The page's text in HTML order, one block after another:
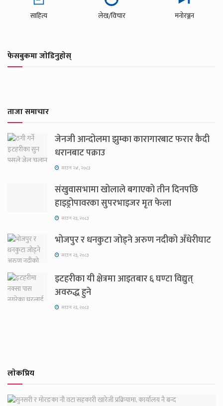
साहित्य लेख/विचार मनोरञ्जन
फेसबुकमा जाेडिनुहाेस्
ताजा समाचार
जेनजी आन्दोलमा झुम्का कारागारबाट फरार कैदी
धरानबाट पक्राउ
साउन २४, २०८३
संखुवासभामा खोलाले बगाएको तीन दिनपछि
हाइड्रोपावरका सुपरभाइजर मृत फेला
साउन २३, २०८३
भोजपुर र धनकुटा जोड्ने अरुण नदीको अँधेरीघाट
साउन २३, २०८३
इटहरीका यी क्षेत्रमा आइतबार ६ घण्टा विद्युत्
अवरुद्ध हुने
साउन २३, २०८३
लाेकप्रिय